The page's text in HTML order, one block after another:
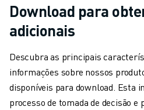
Download para
adicionais
Descubra as principais
informações sobre nossos
disponíveis para download. Esta
processo de tomada de decisão